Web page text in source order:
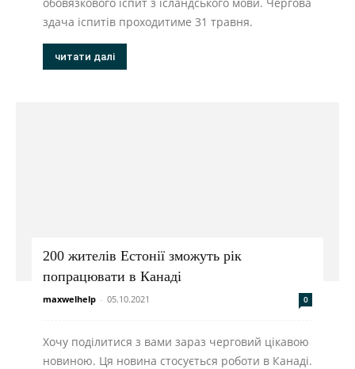
здача іспитів проходитиме 31 травня.
читати далі
200 жителів Естонії зможуть рік
попрацювати в Канаді
maxwelhelp - 05.10.2021 0
Хочу поділитися з вами зараз черговий цікавою
новиною. Ця новина стосується роботи в Канаді.